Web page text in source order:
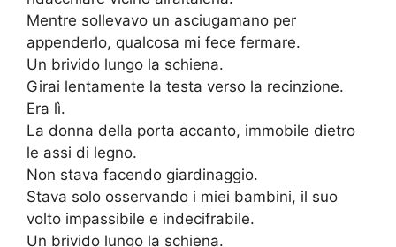
Mentre sollevavo un asciugamano per
appenderlo, qualcosa mi fece fermare.
Un brivido lungo la schiena.
Girai lentamente la testa verso la recinzione.
Era lì.
La donna della porta accanto, immobile dietro
le assi di legno.
Non stava facendo giardinaggio.
Stava solo osservando i miei bambini, il suo
volto impassibile e indecifrabile.
Un brivido lungo la schiena.